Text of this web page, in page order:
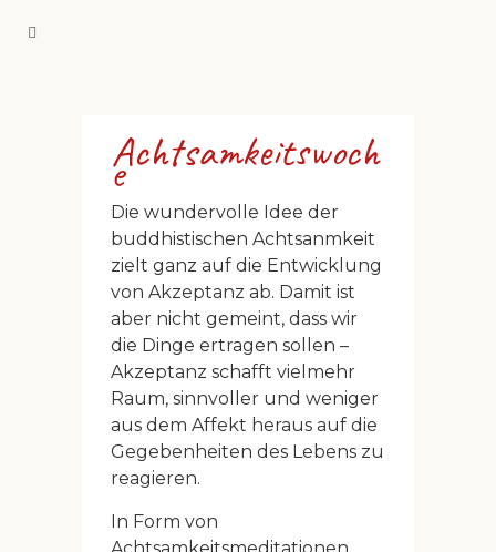
Achtsamkeitswoch
e
Die wundervolle Idee der
buddhistischen Achtsanmkeit
zielt ganz auf die Entwicklung
von Akzeptanz ab. Damit ist
aber nicht gemeint, dass wir
die Dinge ertragen sollen –
Akzeptanz schafft vielmehr
Raum, sinnvoller und weniger
aus dem Affekt heraus auf die
Gegebenheiten des Lebens zu
reagieren.
In Form von